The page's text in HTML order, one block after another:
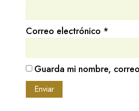
Correo electrónico *
Guarda mi nombre,